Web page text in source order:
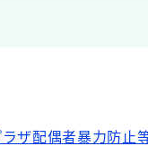
ザ配偶者暴力防